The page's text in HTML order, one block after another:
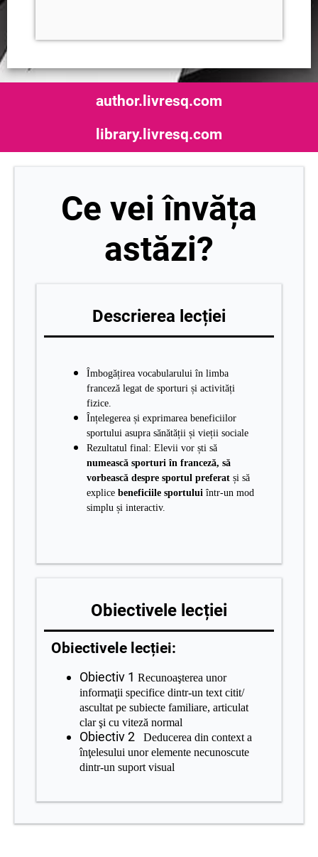
author.livresq.com
library.livresq.com
Ce vei învăța
astăzi?
Descrierea lecției
Îmbogățirea vocabularului în limba
franceză legat de sporturi și activități
fizice.
Înțelegerea și exprimarea beneficiilor
sportului asupra sănătății și vieții sociale
Rezultatul final: Elevii vor ști să
numească sporturi în franceză, să
vorbească despre sportul preferat și să
explice beneficiile sportului într-un mod
simplu și interactiv.
Obiectivele lecției
Obiectivele lecției:
Obiectiv 1 Recunoaşterea unor
informaţii specifice dintr-un text citit/
ascultat pe subiecte familiare, articulat
clar şi cu viteză normal
Obiectiv 2
Deducerea din context a
înţelesului unor elemente necunoscute
dintr-un suport visual